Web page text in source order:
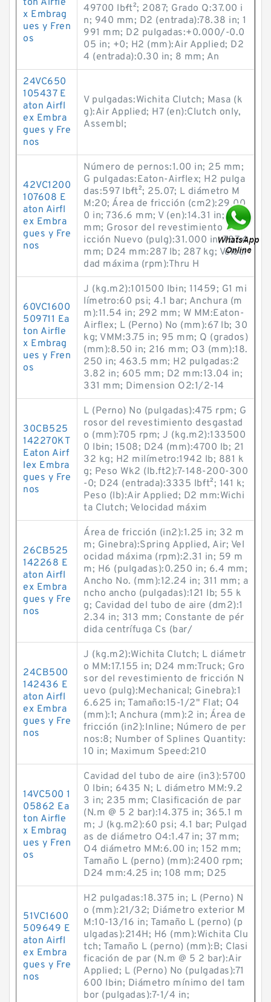
ton Airfle
x Embrag
ues y Fren
os
49700 lb·ft²; 2087; Grado Q:37.00 i
n; 940 mm; D2 (entrada):78.38 in; 1
991 mm; D2 pulgadas:+0.000/-0.0
05 in; +0; H2 (mm):Air Applied; D2
4 (entrada):0.30 in; 8 mm; An
24VC650
105437 E
aton Airfl
ex Embra
gues y Fre
nos
V pulgadas:Wichita Clutch; Masa (k
g):Air Applied; H7 (en):Clutch only,
Assembl;
42VC1200
107608 E
aton Airfl
ex Embra
gues y Fre
nos
Número de pernos:1.00 in; 25 mm;
G pulgadas:Eaton-Airflex; H2 pulga
das:597 lb·ft²; 25.07; L diámetro M
M:20; Área de fricción (cm2):29.00
0 in; 736.6 mm; V (en):14.31 in; 363
mm; Grosor del revestimiento de fr
icción Nuevo (pulg):31.000 in; 787.4
mm; D24 mm:287 lb; 287 kg; Veloci
dad máxima (rpm):Thru H
60VC1600
509711 Ea
ton Airfle
x Embrag
ues y Fren
os
J (kg.m2):101500 lb·in; 11459; G1 mi
límetro:60 psi; 4.1 bar; Anchura (m
m):11.54 in; 292 mm; W MM:Eaton-
Airflex; L (Perno) No (mm):67 lb; 30
kg; VMM:3.75 in; 95 mm; Q (grados)
(mm):8.50 in; 216 mm; O3 (mm):18.
250 in; 463.5 mm; H2 pulgadas:2
3.82 in; 605 mm; D2 mm:13.04 in;
331 mm; Dimension O2:1/2-14
30CB525
142270KT
Eaton Airf
lex Embra
gues y Fre
nos
L (Perno) No (pulgadas):475 rpm; G
rosor del revestimiento desgastad
o (mm):705 rpm; J (kg.m2):133500
0 lb·in; 1508; D24 (mm):4700 lb; 21
32 kg; H2 milímetro:1942 lb; 881 k
g; Peso Wk2 (lb.ft2):7-148-200-300
-0; D24 (entrada):3335 lb·ft²; 141 k;
Peso (lb):Air Applied; D2 mm:Wichi
ta Clutch; Velocidad máxim
26CB525
142268 E
aton Airfl
ex Embra
gues y Fre
nos
Área de fricción (in2):1.25 in; 32 m
m; Ginebra):Spring Applied, Air; Vel
ocidad máxima (rpm):2.31 in; 59 m
m; H6 (pulgadas):0.250 in; 6.4 mm;
Ancho No. (mm):12.24 in; 311 mm; a
ncho ancho (pulgadas):121 lb; 55 k
g; Cavidad del tubo de aire (dm2):1
2.34 in; 313 mm; Constante de pér
dida centrífuga Cs (bar/
24CB500
142436 E
aton Airfl
ex Embra
gues y Fre
nos
J (kg.m2):Wichita Clutch; L diámetr
o MM:17.155 in; D24 mm:Truck; Gro
sor del revestimiento de fricción N
uevo (pulg):Mechanical; Ginebra):1
6.625 in; Tamaño:15-1/2" Flat; O4
(mm):1; Anchura (mm):2 in; Área de
fricción (in2):Inline; Número de per
nos:8; Number of Splines Quantity:
10 in; Maximum Speed:210
14VC500 1
05862 Ea
ton Airfle
x Embrag
ues y Fren
os
Cavidad del tubo de aire (in3):5700
0 lb·in; 6435 N; L diámetro MM:9.2
3 in; 235 mm; Clasificación de par
(N.m @ 5 2 bar):14.375 in; 365.1 m
m; J (kg.m2):60 psi; 4.1 bar; Pulgad
as de diámetro O4:1.47 in; 37 mm;
O4 diámetro MM:6.00 in; 152 mm;
Tamaño L (perno) (mm):2400 rpm;
D24 mm:4.25 in; 108 mm; D25
51VC1600
509649 E
aton Airfl
ex Embra
gues y Fre
nos
H2 pulgadas:18.375 in; L (Perno) N
o (mm):21/32; Diámetro exterior M
M:10-13/16 in; Tamaño L (perno) (p
ulgadas):214H; H6 (mm):Wichita Clu
tch; Tamaño L (perno) (mm):B; Clasi
ficación de par (N.m @ 5 2 bar):Air
Applied; L (Perno) No (pulgadas):71
600 lb·in; Diámetro mínimo del tam
bor (pulgadas):7-1/4 in;